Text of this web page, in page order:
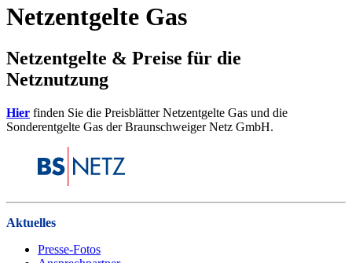
Netzentgelte Gas
Netzentgelte & Preise für die
Netznutzung
Hier finden Sie die Preisblätter Netzentgelte Gas und die
Sonderentgelte Gas der Braunschweiger Netz GmbH.
Aktuelles
Presse-Fotos